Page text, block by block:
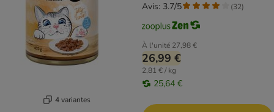
4 variantes
À l'unité 27,98 €
26,99 €
2,81 € / kg
25,64 €
Avis: 3.7/5 (32)